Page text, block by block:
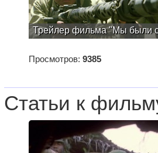
Трейлер фильма "Мы были
Просмотров: 9385
Статьи к